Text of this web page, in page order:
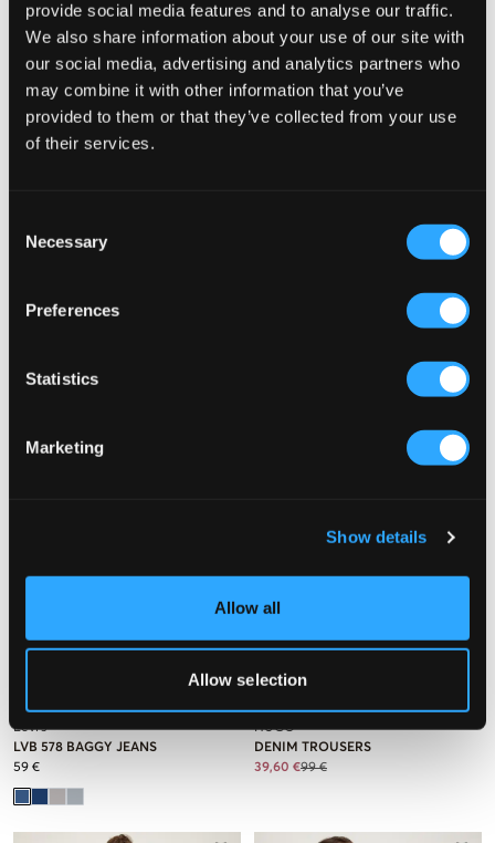
provide social media features and to analyse our traffic.
We also share information about your use of our site with
our social media, advertising and analytics partners who
may combine it with other information that you’ve
provided to them or that they’ve collected from your use
of their services.
Selection
Necessary
Preferences
Statistics
Marketing
Show details
Allow all
Allow selection
Jack & Jones
Levi's
LVB 578 BAGGY JEANS
59 €
HUGO
DENIM TROUSERS
39,60 €99 €